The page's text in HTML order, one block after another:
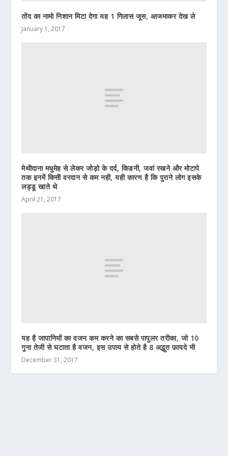
तोंद का नामो निशान मिटा देगा यह 1 गिलास जूस, आजमाकर देख ले
January 1, 2017
मेथीदाना मधुमेह से लेकर जोड़ो के दर्द, किडनी, जवां रखने और मोटापे
तक इनमें किसी वरदान से कम नही, यही कारण है कि पुराने लोग इसके
लड्डू खाते थे
April 21, 2017
यह है जापानियों का वजन कम करने का सबसे पापुलर तरीका, जो 10
गुना तेजी से घटाता है वजन, इस उपाय से होते है 8 अद्भुत फ़ायदे भी
December 31, 2017